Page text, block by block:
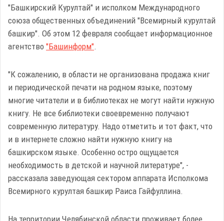
"Башкирский Курултай" и исполком Международного
союза общественных объединений "Всемирный курултай
башкир". Об этом 12 февраля сообщает информационное
агентство "Башинформ".
"К сожалению, в области не организована продажа книг
и периодической печати на родном языке, поэтому
многие читатели и в библиотеках не могут найти нужную
книгу. Не все библиотеки своевременно получают
современную литературу. Надо отметить и тот факт, что
и в интернете сложно найти нужную книгу на
башкирском языке. Особенно остро ощущается
необходимость в детской и научной литературе", -
рассказала заведующая сектором аппарата Исполкома
Всемирного курултая башкир Раиса Гайфуллина.
На территории Челябинской области проживает более